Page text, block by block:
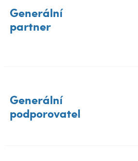
Generální
partner
Generální
podporovatel